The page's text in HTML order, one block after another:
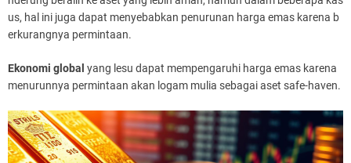
us, hal ini juga dapat menyebabkan penurunan harga emas karena b
erkurangnya permintaan.
Ekonomi global yang lesu dapat mempengaruhi harga emas karena
menurunnya permintaan akan logam mulia sebagai aset safe-haven.